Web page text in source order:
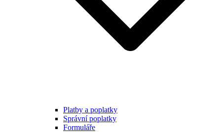
Platby a poplatky
Správní poplatky
Formuláře